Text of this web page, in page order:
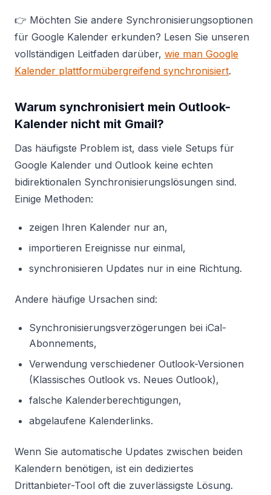
👉 Möchten Sie andere Synchronisierungsoptionen
für Google Kalender erkunden? Lesen Sie unseren
vollständigen Leitfaden darüber, wie man Google
Kalender plattformübergreifend synchronisiert.
Warum synchronisiert mein Outlook-
Kalender nicht mit Gmail?
Das häufigste Problem ist, dass viele Setups für
Google Kalender und Outlook keine echten
bidirektionalen Synchronisierungslösungen sind.
Einige Methoden:
zeigen Ihren Kalender nur an,
importieren Ereignisse nur einmal,
synchronisieren Updates nur in eine Richtung.
Andere häufige Ursachen sind:
Synchronisierungsverzögerungen bei iCal-
Abonnements,
Verwendung verschiedener Outlook-Versionen
(Klassisches Outlook vs. Neues Outlook),
falsche Kalenderberechtigungen,
abgelaufene Kalenderlinks.
Wenn Sie automatische Updates zwischen beiden
Kalendern benötigen, ist ein dediziertes
Drittanbieter-Tool oft die zuverlässigste Lösung.